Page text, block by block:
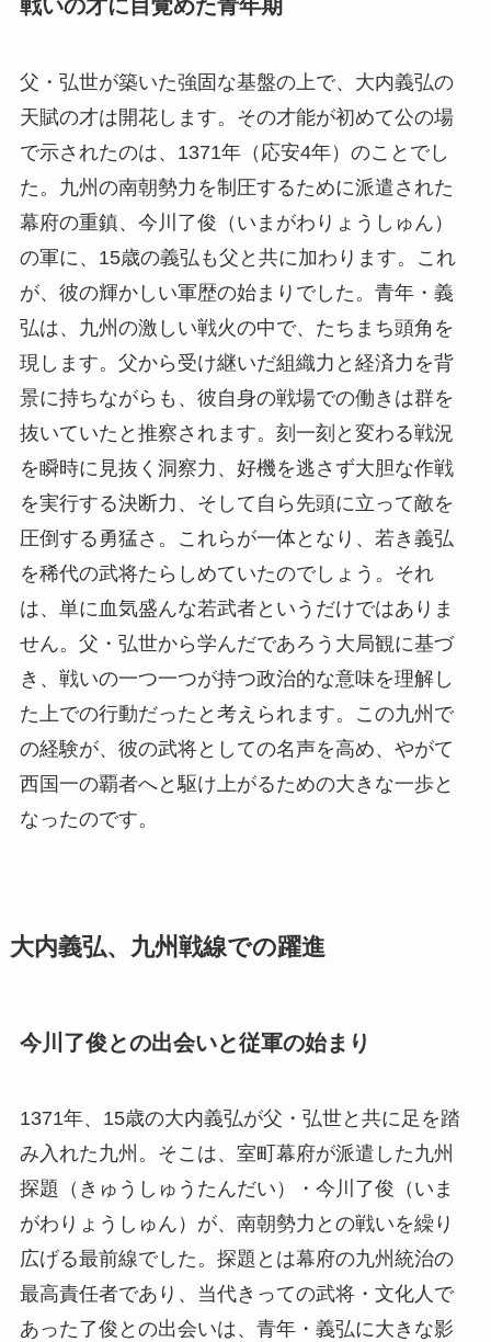
戦いの才に目覚めた青年期
父・弘世が築いた強固な基盤の上で、大内義弘の
天賦の才は開花します。その才能が初めて公の場
で示されたのは、1371年（応安4年）のことでし
た。九州の南朝勢力を制圧するために派遣された
幕府の重鎮、今川了俊（いまがわりょうしゅん）
の軍に、15歳の義弘も父と共に加わります。これ
が、彼の輝かしい軍歴の始まりでした。青年・義
弘は、九州の激しい戦火の中で、たちまち頭角を
現します。父から受け継いだ組織力と経済力を背
景に持ちながらも、彼自身の戦場での働きは群を
抜いていたと推察されます。刻一刻と変わる戦況
を瞬時に見抜く洞察力、好機を逃さず大胆な作戦
を実行する決断力、そして自ら先頭に立って敵を
圧倒する勇猛さ。これらが一体となり、若き義弘
を稀代の武将たらしめていたのでしょう。それ
は、単に血気盛んな若武者というだけではありま
せん。父・弘世から学んだであろう大局観に基づ
き、戦いの一つ一つが持つ政治的な意味を理解し
た上での行動だったと考えられます。この九州で
の経験が、彼の武将としての名声を高め、やがて
西国一の覇者へと駆け上がるための大きな一歩と
なったのです。
大内義弘、九州戦線での躍進
今川了俊との出会いと従軍の始まり
1371年、15歳の大内義弘が父・弘世と共に足を踏
み入れた九州。そこは、室町幕府が派遣した九州
探題（きゅうしゅうたんだい）・今川了俊（いま
がわりょうしゅん）が、南朝勢力との戦いを繰り
広げる最前線でした。探題とは幕府の九州統治の
最高責任者であり、当代きっての武将・文化人で
あった了俊との出会いは、青年・義弘に大きな影